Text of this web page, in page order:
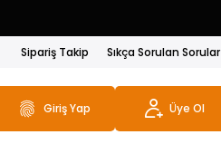
Sipariş Takip Sıkça Sorulan Sorular
Giriş Yap Üye Ol